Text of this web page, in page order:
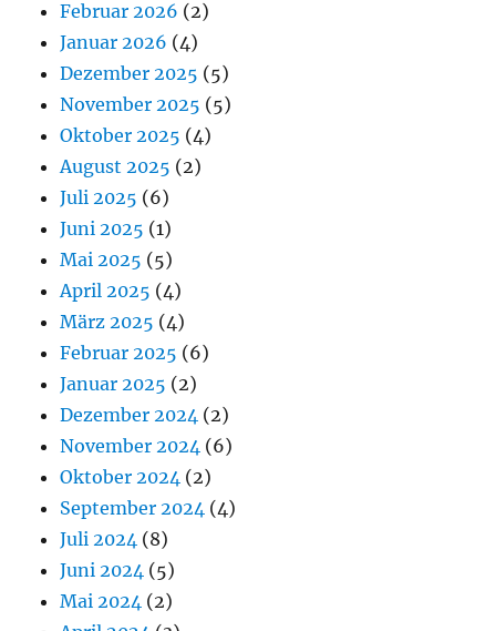
Februar 2026 (2)
Januar 2026 (4)
Dezember 2025 (5)
November 2025 (5)
Oktober 2025 (4)
August 2025 (2)
Juli 2025 (6)
Juni 2025 (1)
Mai 2025 (5)
April 2025 (4)
März 2025 (4)
Februar 2025 (6)
Januar 2025 (2)
Dezember 2024 (2)
November 2024 (6)
Oktober 2024 (2)
September 2024 (4)
Juli 2024 (8)
Juni 2024 (5)
Mai 2024 (2)